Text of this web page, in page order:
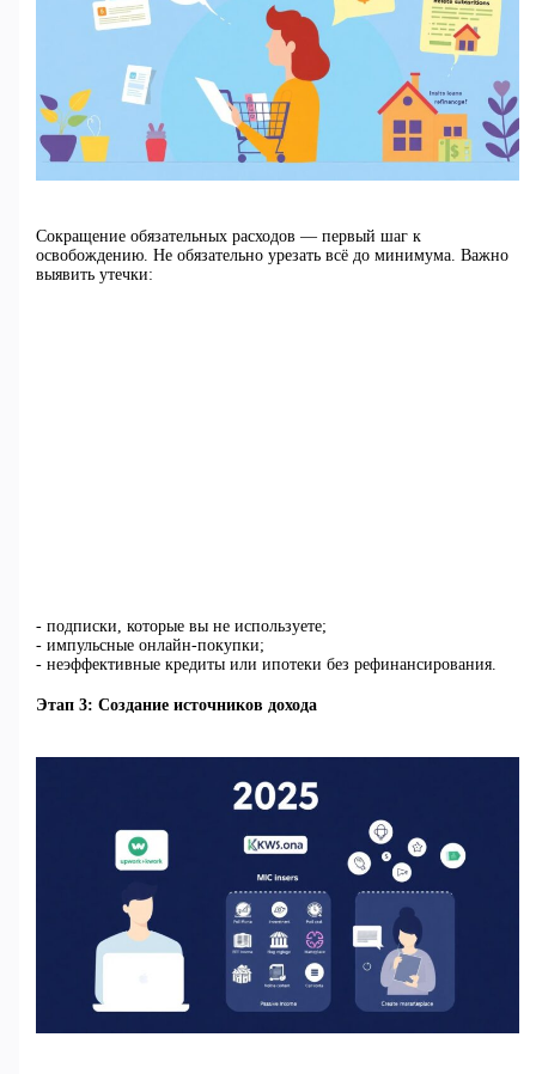
Сокращение обязательных расходов — первый шаг к
освобождению. Не обязательно урезать всё до минимума. Важно
выявить утечки:
- подписки, которые вы не используете;
- импульсные онлайн-покупки;
- неэффективные кредиты или ипотеки без рефинансирования.
Этап 3: Создание источников дохода